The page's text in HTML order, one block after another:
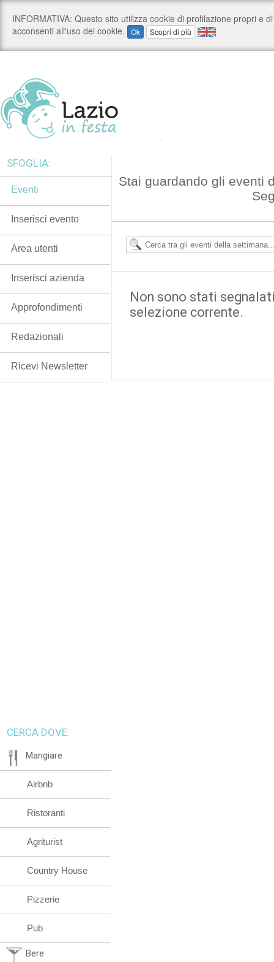
Stai guardando gli eventi
Non sono stati
selezione corrente.
SFOGLIA:
Eventi
Inserisci evento
Area utenti
Inserisci azienda
Approfondimenti
Redazionali
Ricevi Newsletter
CERCA DOVE:
Mangiare
Airbnb
Ristoranti
Agriturist
Country House
Pizzerie
Pub
Bere